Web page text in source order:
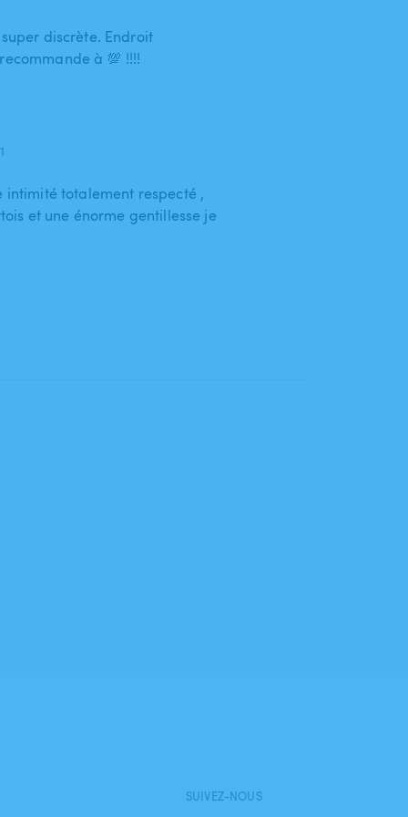
discrète. Endroit
à 💯 !!!!
intimité totalement respecté ,
et une énorme gentillesse je
SUIVEZ-NOUS